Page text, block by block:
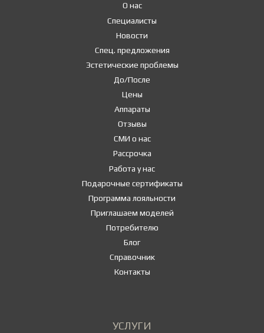
О нас
Специалисты
Новости
Спец. предложения
Эстетические проблемы
До/После
Цены
Аппараты
Отзывы
СМИ о нас
Рассрочка
Работа у нас
Подарочные сертификаты
Программа лояльности
Приглашаем моделей
Потребителю
Блог
Справочник
Контакты
УСЛУГИ